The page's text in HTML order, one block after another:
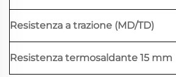
Resistenza a trazione (MD/TD)
Resistenza termosaldante 15 mm